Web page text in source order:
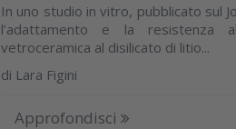
In uno studio in vitro, pubblicato sul
l’adattamento e la resistenza
vetroceramica al disilicato di litio...
di Lara Figini
Approfondisci